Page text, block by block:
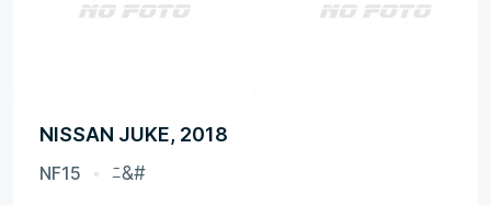
NISSAN JUKE, 2018
NF15 ﾆ&#